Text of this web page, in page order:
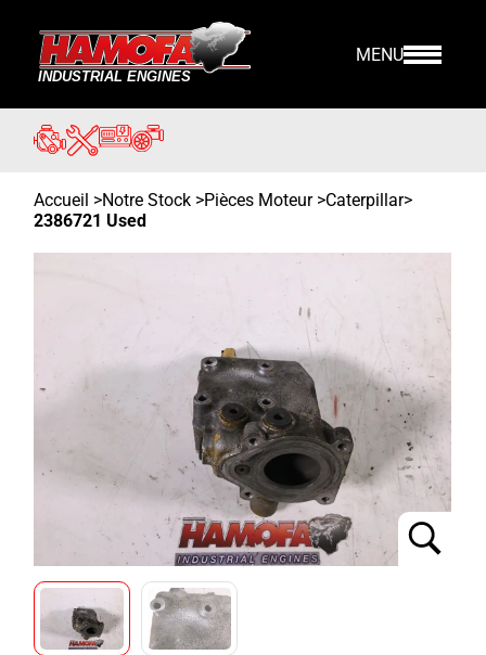
MENU
Accueil >Notre Stock >Pièces Moteur >Caterpillar>
2386721 Used